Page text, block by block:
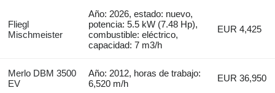
Fliegl
Mischmeister
Año: 2026, estado: nuevo,
potencia: 5.5 kW (7.48 Hp),
combustible: eléctrico,
capacidad: 7 m3/h
EUR 4,425
Merlo DBM 3500
EV
Año: 2012, horas de trabajo:
6,520 m/h
EUR 36,950